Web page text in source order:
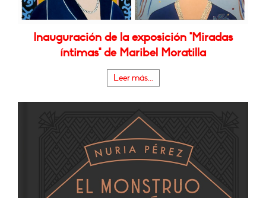
Inauguración de la exposición "Miradas
íntimas" de Maribel Moratilla
Leer más...